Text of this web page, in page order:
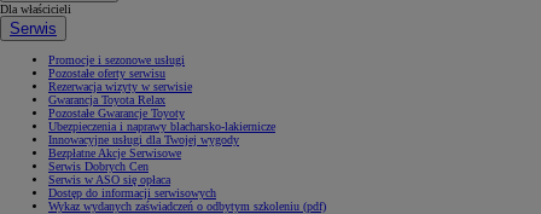
Dla właścicieli
Serwis
Promocje i sezonowe usługi
Pozostałe oferty serwisu
Rezerwacja wizyty w serwisie
Gwarancja Toyota Relax
Pozostałe Gwarancje Toyoty
Ubezpieczenia i naprawy blacharsko-lakiernicze
Innowacyjne usługi dla Twojej wygody
Bezpłatne Akcje Serwisowe
Serwis Dobrych Cen
Serwis w ASO się opłaca
Dostęp do informacji serwisowych
Wykaz wydanych zaświadczeń o odbytym szkoleniu (pdf)